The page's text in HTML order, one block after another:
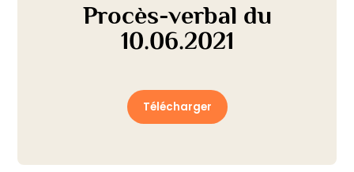
Télécharger
Procès-verbal du
10.06.2021